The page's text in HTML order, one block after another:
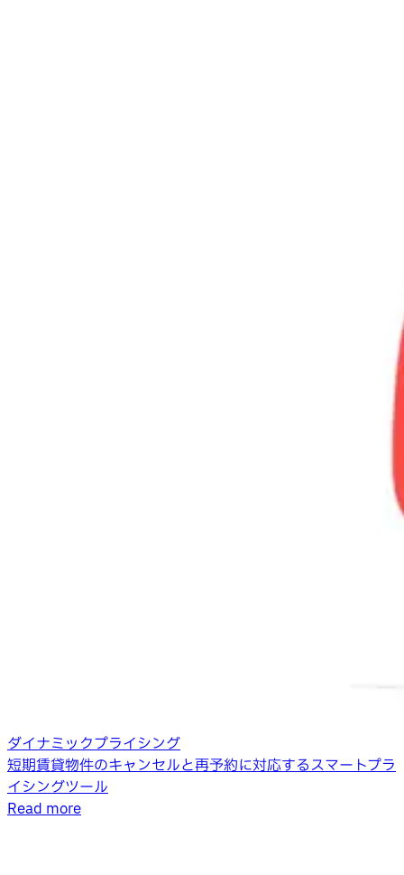
ダイナミックプライシング
短期賃貸物件のキャンセルと再予約に対応するスマートプラ
イシングツール
Read more